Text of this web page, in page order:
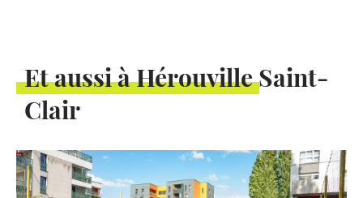
Et aussi à Hérouville Saint-
Clair